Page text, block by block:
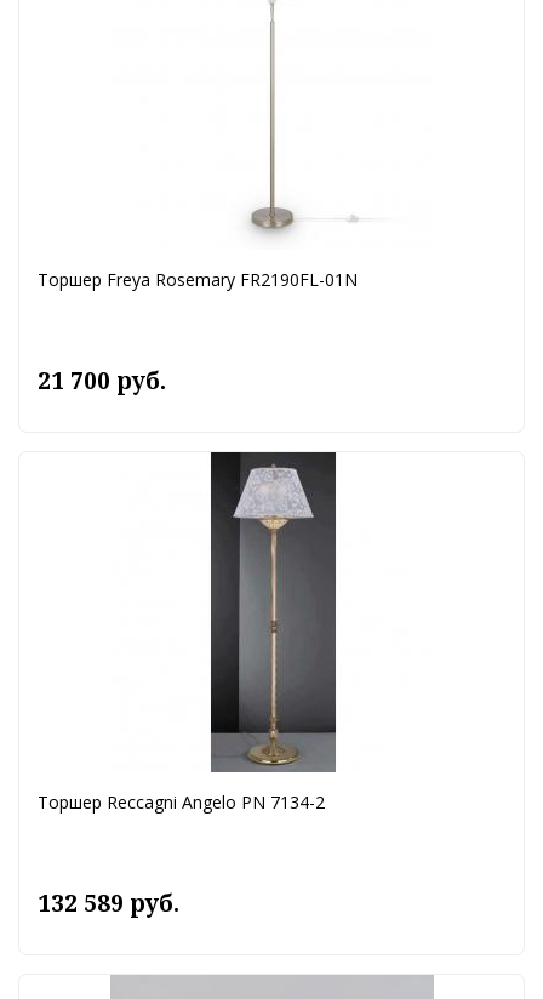
Торшер Freya Rosemary FR2190FL-01N
21 700 руб.
Торшер Reccagni Angelo PN 7134-2
132 589 руб.